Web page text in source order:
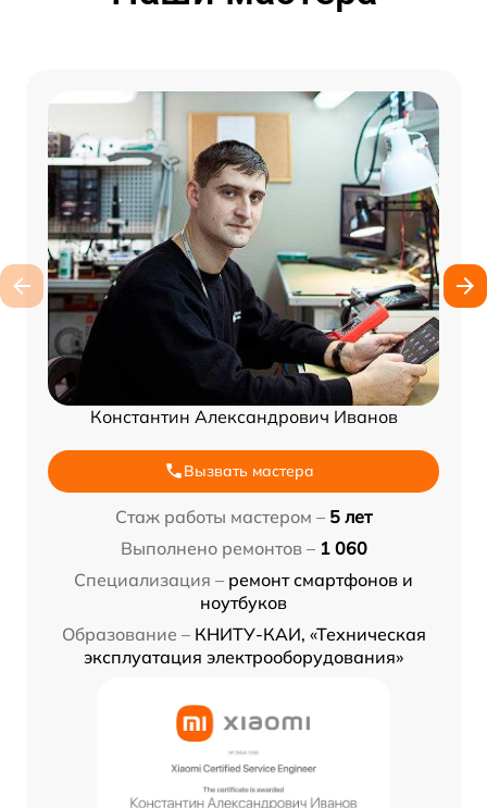
Константин Александрович Иванов
Вызвать мастера
Стаж работы мастером – 5 лет
Выполнено ремонтов – 1 060
Специализация – ремонт смартфонов и
ноутбуков
Образование – КНИТУ-КАИ, «Техническая
эксплуатация электрооборудования»